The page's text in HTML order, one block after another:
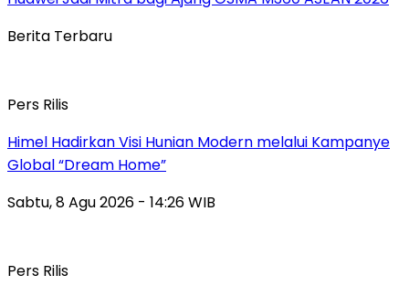
Berita Terbaru
Pers Rilis
Himel Hadirkan Visi Hunian Modern melalui Kampanye
Global “Dream Home”
Sabtu, 8 Agu 2026 - 14:26 WIB
Pers Rilis